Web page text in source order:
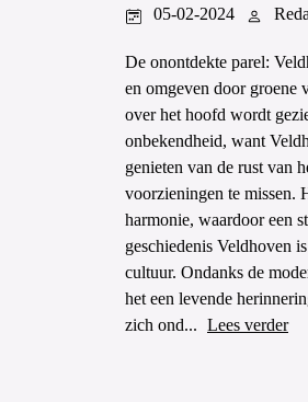
05-02-2024
De onontdekte parel:
en omgeven door groene
over het hoofd wordt
onbekendheid, want
genieten van de rust van
voorzieningen te missen.
harmonie, waardoor een
geschiedenis Veldhoven
cultuur. Ondanks de
het een levende
zich ond... Lees verder